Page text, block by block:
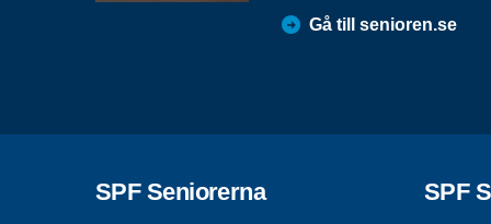
Gå till senioren.se
SPF Seniorerna SPF